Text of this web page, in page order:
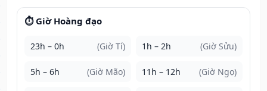
⏱️ Giờ Hoàng đạo
23h – 0h (Giờ Tí) 1h – 2h (Giờ Sửu)
5h – 6h (Giờ Mão) 11h – 12h (Giờ Ngọ)